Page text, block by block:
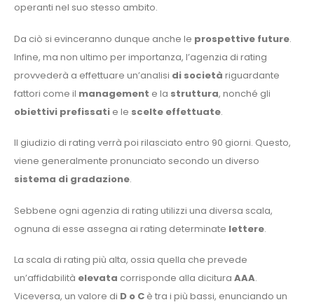
operanti nel suo stesso ambito.
Da ciò si evinceranno dunque anche le prospettive future.
Infine, ma non ultimo per importanza, l’agenzia di rating
provvederà a effettuare un’analisi di società riguardante
fattori come il management e la struttura, nonché gli
obiettivi prefissati e le scelte effettuate.
Il giudizio di rating verrà poi rilasciato entro 90 giorni. Questo,
viene generalmente pronunciato secondo un diverso
sistema di gradazione.
Sebbene ogni agenzia di rating utilizzi una diversa scala,
ognuna di esse assegna ai rating determinate lettere.
La scala di rating più alta, ossia quella che prevede
un’affidabilità elevata corrisponde alla dicitura AAA.
Viceversa, un valore di D o C è tra i più bassi, enunciando un